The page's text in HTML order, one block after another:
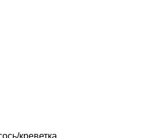
креветка